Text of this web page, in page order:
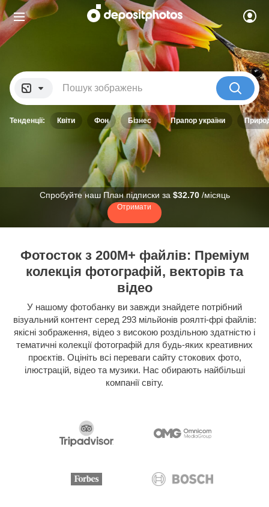
Тенденції: квіти фон бізнес прапор україни
Спробуйте наш План підписки за $32.70/місяць
Отримати
Фотосток з 200М+ файлів: Преміум
колекція фотографій, векторів та
відео
У нашому фотобанку ви завжди знайдете потрібний
візуальний контент серед 293 мільйонів роялті-фрі файлів:
якісні зображення, відео з високою роздільною здатністю і
тематичні колекції фотографій для будь-яких креативних
проєктів. Оцініть всі переваги сайту стокових фото,
ілюстрацій, відео та музики. Нас обирають найбільші
компанії світу.